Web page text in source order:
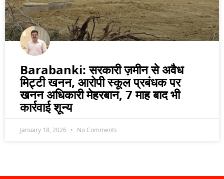
Barabanki: सरकारी ज़मीन से अवैध
मिट्टी खनन, आरोपी स्कूल प्रबंधक पर
खनन अधिकारी मेहरबान, 7 माह बाद भी
कार्रवाई शून्य
January 18, 2026 No Comments